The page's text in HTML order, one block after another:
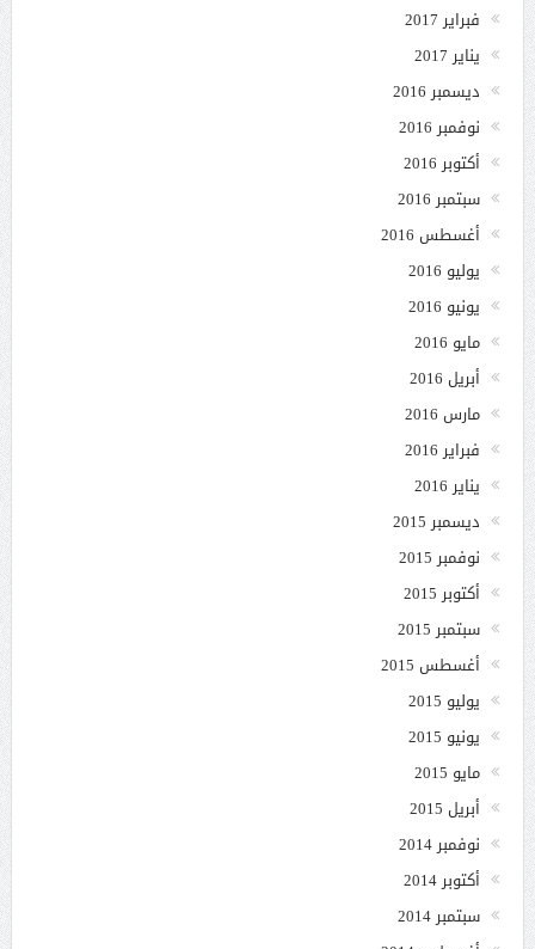
فبراير 2017
يناير 2017
ديسمبر 2016
نوفمبر 2016
أكتوبر 2016
سبتمبر 2016
أغسطس 2016
يوليو 2016
يونيو 2016
مايو 2016
أبريل 2016
مارس 2016
فبراير 2016
يناير 2016
ديسمبر 2015
نوفمبر 2015
أكتوبر 2015
سبتمبر 2015
أغسطس 2015
يوليو 2015
يونيو 2015
مايو 2015
أبريل 2015
نوفمبر 2014
أكتوبر 2014
سبتمبر 2014